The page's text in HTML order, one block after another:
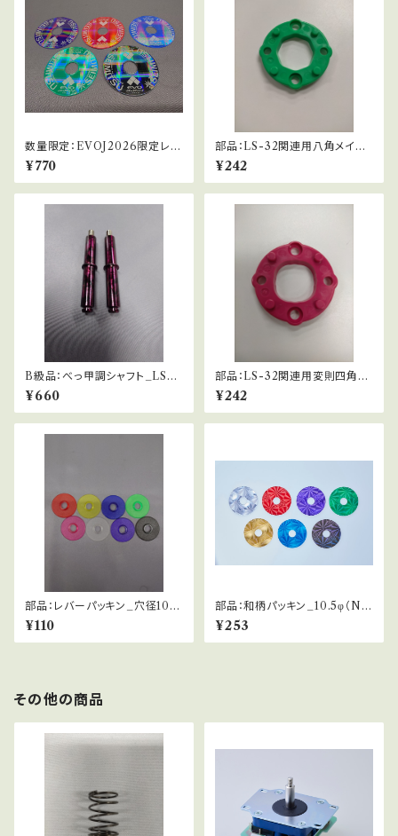
数量限定：EVOJ2026限定レバ
ーパッキン_10.5φ
¥770
部品：LS-32関連用八角メイン
ガイド(緑)
¥242
B級品：べっ甲調シャフト_LS-3
2関連専用-紫
¥660
部品：LS-32関連用変則四角ガ
イド(桃)
¥242
部品：レバーパッキン_穴径10.5
φ（NOBI関連他）
¥110
部品：和柄パッキン_10.5φ（NO
BI関連他）
¥253
その他の商品